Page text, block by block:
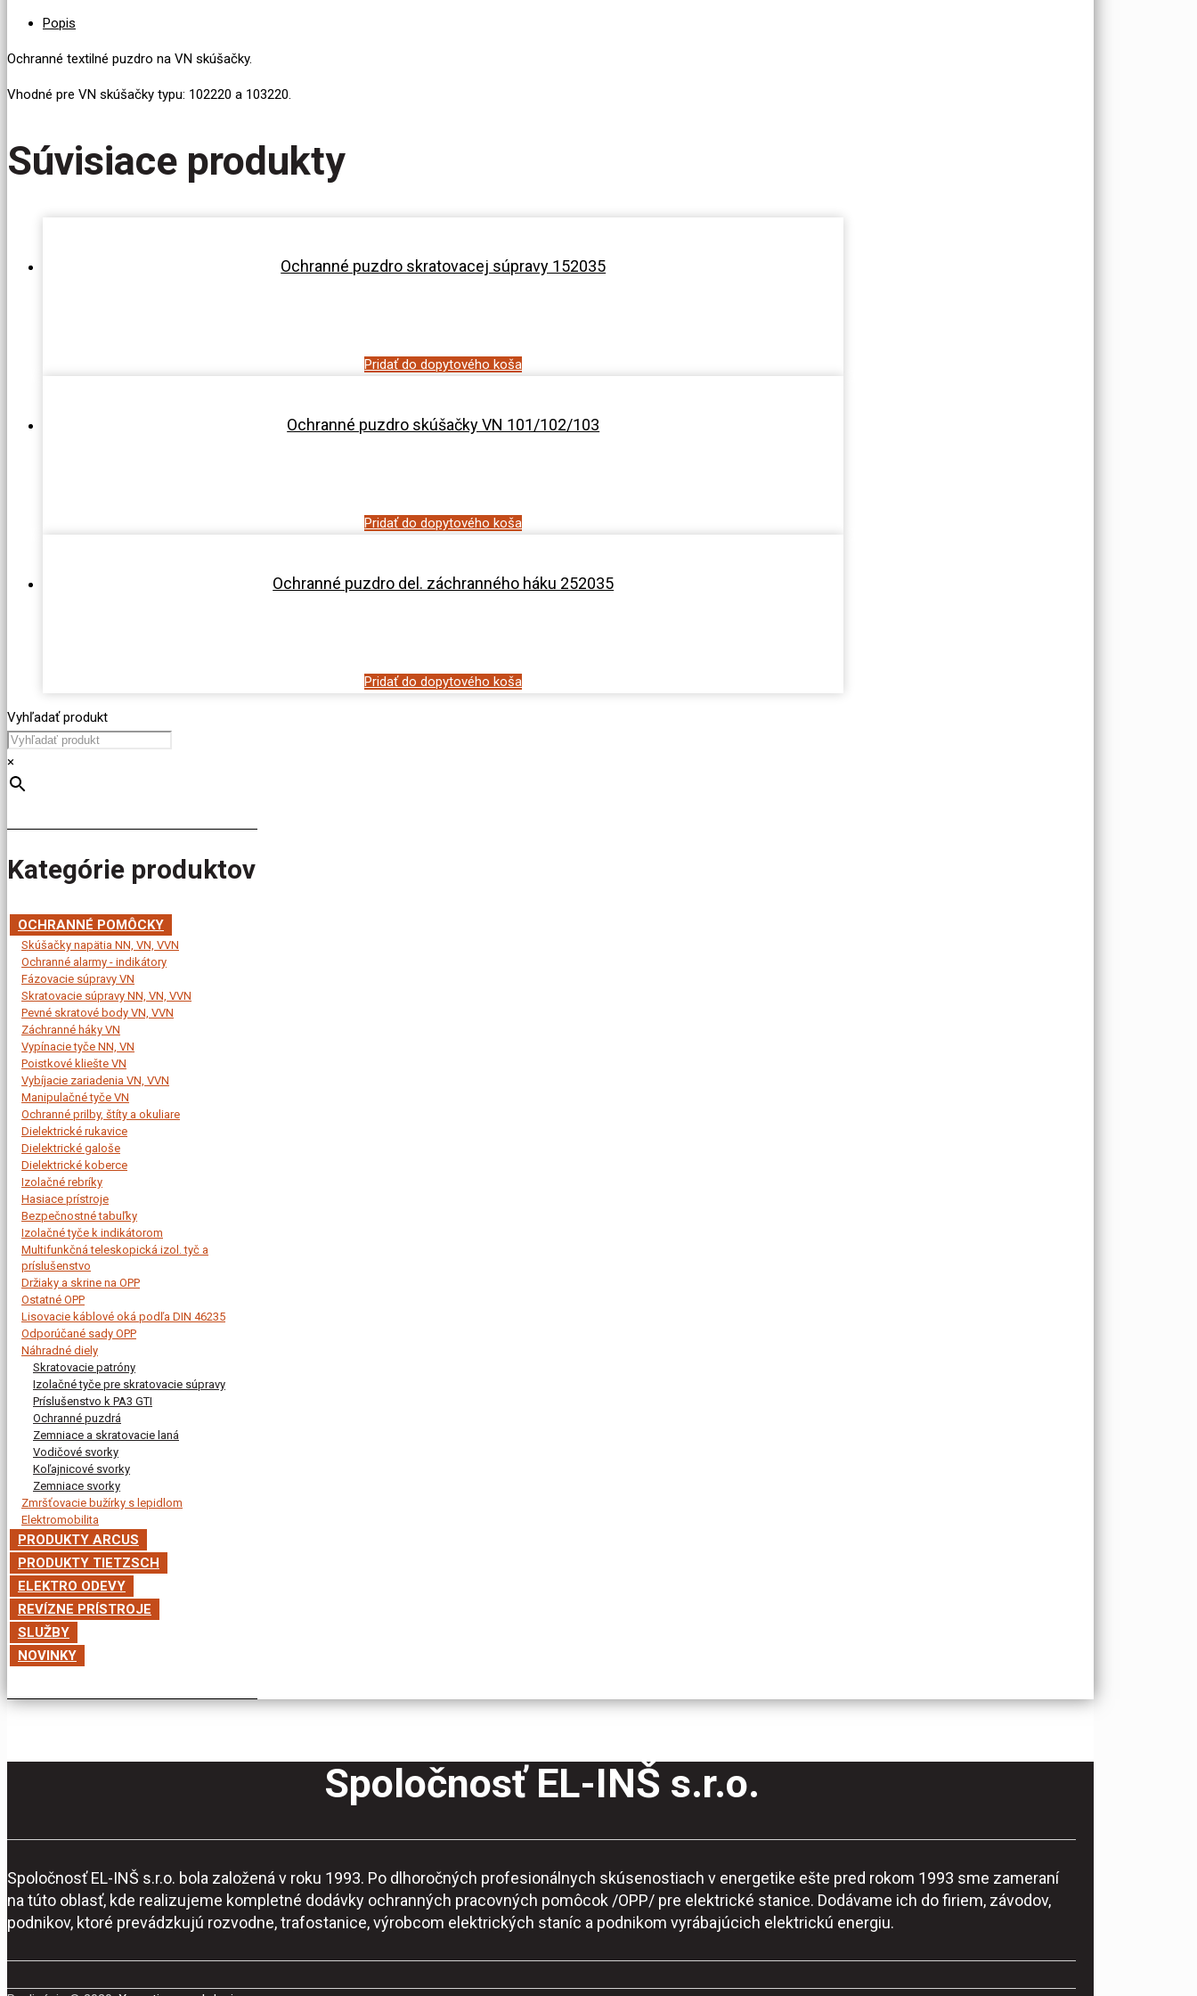
Popis
Ochranné textilné puzdro na VN skúšačky.
Vhodné pre VN skúšačky typu: 102220 a 103220.
Súvisiace produkty
Ochranné puzdro skratovacej súpravy 152035
Pridať do dopytového koša
Ochranné puzdro skúšačky VN 101/102/103
Pridať do dopytového koša
Ochranné puzdro del. záchranného háku 252035
Pridať do dopytového koša
Vyhľadať produkt
×
Kategórie produktov
OCHRANNÉ POMÔCKY
Skúšačky napätia NN, VN, VVN
Ochranné alarmy - indikátory
Fázovacie súpravy VN
Skratovacie súpravy NN, VN, VVN
Pevné skratové body VN, VVN
Záchranné háky VN
Vypínacie tyče NN, VN
Poistkové kliešte VN
Vybíjacie zariadenia VN, VVN
Manipulačné tyče VN
Ochranné prilby, štíty a okuliare
Dielektrické rukavice
Dielektrické galoše
Dielektrické koberce
Izolačné rebríky
Hasiace prístroje
Bezpečnostné tabuľky
Izolačné tyče k indikátorom
Multifunkčná teleskopická izol. tyč a
príslušenstvo
Držiaky a skrine na OPP
Ostatné OPP
Lisovacie káblové oká podľa DIN 46235
Odporúčané sady OPP
Náhradné diely
Skratovacie patróny
Izolačné tyče pre skratovacie súpravy
Príslušenstvo k PA3 GTI
Ochranné puzdrá
Zemniace a skratovacie laná
Vodičové svorky
Koľajnicové svorky
Zemniace svorky
Zmršťovacie bužírky s lepidlom
Elektromobilita
PRODUKTY ARCUS
PRODUKTY TIETZSCH
ELEKTRO ODEVY
REVÍZNE PRÍSTROJE
SLUŽBY
NOVINKY
Spoločnosť EL-INŠ s.r.o.
Spoločnosť EL-INŠ s.r.o. bola založená v roku 1993. Po dlhoročných profesionálnych skúsenostiach v energetike ešte pred rokom 1993 sme zameraní
na túto oblasť, kde realizujeme kompletné dodávky ochranných pracovných pomôcok /OPP/ pre elektrické stanice. Dodávame ich do firiem, závodov,
podnikov, ktoré prevádzkujú rozvodne, trafostanice, výrobcom elektrických staníc a podnikom vyrábajúcich elektrickú energiu.